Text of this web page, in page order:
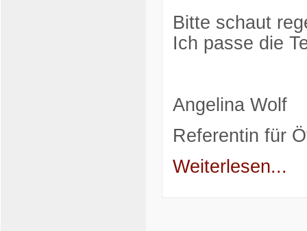
Bitte schaut
Ich passe die
Angelina Wolf
Referentin für
Weiterlesen...